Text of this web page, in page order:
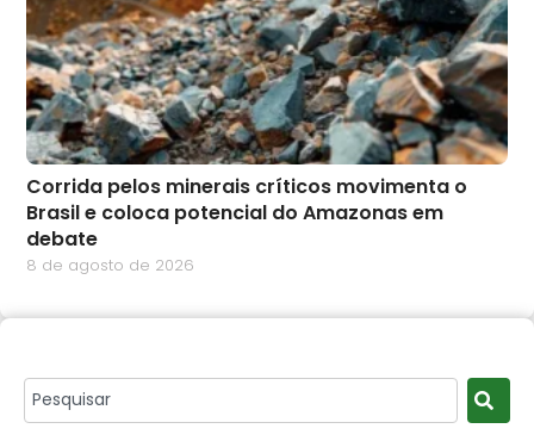
Corrida pelos minerais críticos movimenta o
Brasil e coloca potencial do Amazonas em
debate
8 de agosto de 2026